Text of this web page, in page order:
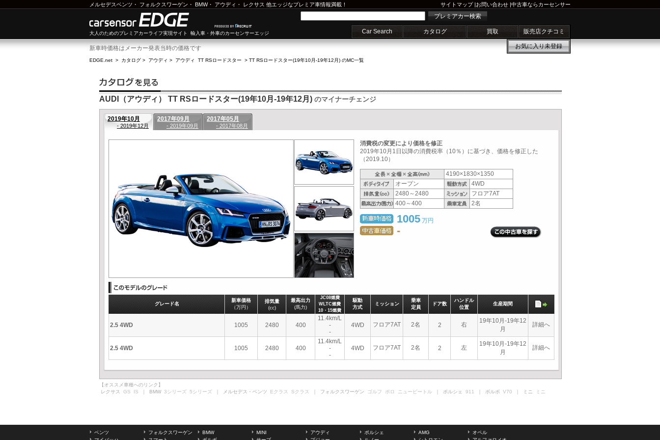
メルセデスベンツ ・ フォルクスワーゲン ・ BMW・ アウディ ・ レクサス 他エッジなプレミア車情報満載！ サイトマップ|お問い合わせ |中古車ならカーセンサー
大人のためのプレミアカーライフ実現サイト 輸入車・外車のカーセンサーエッジ
プレミアカー検索
Car Search カタログ 買取 販売店クチコミ
お気に入り未登録
新車時価格はメーカー発表当時の価格です
EDGE.net > カタログ > アウディ > アウディ TT RSロードスター > TT RSロードスター(19年10月-19年12月) のMC一覧
AUDI（アウディ） TT RSロードスター(19年10月-19年12月) のマイナーチェンジ
2019年10月
- 2019年12月
2017年09月
- 2019年09月
2017年05月
- 2017年08月
消費税の変更により価格を修正
2019年10月1日以降の消費税率（10％）に基づき、価格を修正した
（2019.10）
4190×1830×1350
オープン
4WD
2480～2480
フロア7AT
400～400
2名
1005 万円
-
グレード名
新車価格
（万円）
排気量
(cc)
最高出力
(馬力)
JC08燃費
WLTC燃費
10・15燃費
駆動
方式
ミッション
乗車
定員
ドア数
ハンドル
位置
生産期間
2.5 4WD 1005 2480 400
11.4km/L
-
-
4WD フロア7AT 2名 2 右
19年10月-19年12
月
詳細へ
2.5 4WD 1005 2480 400
11.4km/L
-
-
4WD フロア7AT 2名 2 左
19年10月-19年12
月
詳細へ
【オススメ車種へのリンク】
レクサス GS IS ｜ BMW 3シリーズ 5シリーズ ｜ メルセデス・ベンツ Eクラス Sクラス ｜ フォルクスワーゲン ゴルフ ポロ ニュービートル ｜ ポルシェ 911 ｜ ボルボ V70 ｜ ミニ ミニ
ベンツ フォルクスワーゲン BMW MINI アウディ ポルシェ AMG
オペル